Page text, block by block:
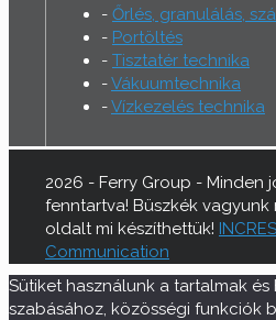
Őrlés, granulálás,
Portöltés
Tisztatér technika
Vákuumtechnika
Vízkezelés technika
2026 - Ferry Group - Minden
fenntartva! Büszkék vagyunk
oldalt mi készíthettük!
Communication
Sütiket használunk a tartalmak
szabásához, közösségi funkciók